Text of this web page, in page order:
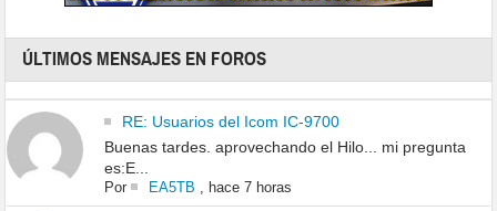
ÚLTIMOS MENSAJES EN FOROS
RE: Usuarios del Icom IC-9700
Buenas tardes. aprovechando el Hilo... mi pregunta
es:E...
Por EA5TB , hace 7 horas